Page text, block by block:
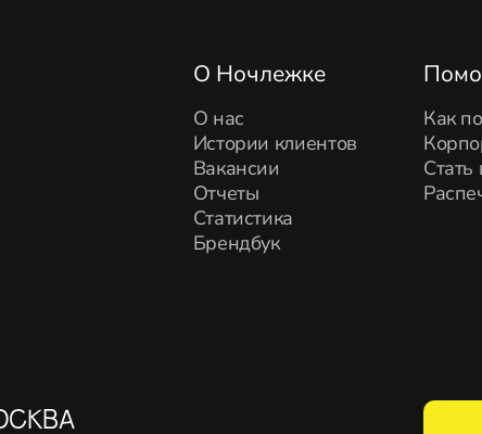
О Ночлежке
О нас
Истории клиентов
Вакансии
Отчеты
Статистика
Брендбук
Как
Стать